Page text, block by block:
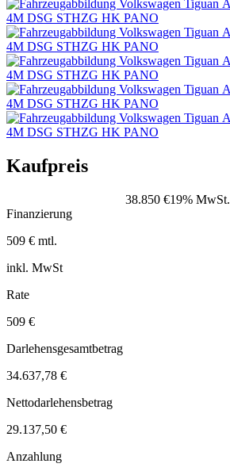
Kaufpreis
38.850 €19% MwSt.
Finanzierung
509 € mtl.
inkl. MwSt
Rate
509 €
Darlehensgesamtbetrag
34.637,78 €
Nettodarlehensbetrag
29.137,50 €
Anzahlung